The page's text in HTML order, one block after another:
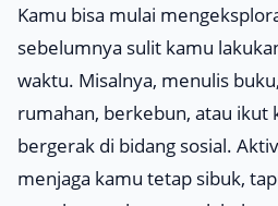
Kamu bisa mulai
sebelumnya sulit kamu
waktu. Misalnya, menulis
rumahan, berkebun, atau ikut
bergerak di bidang sosial.
menjaga kamu tetap sibuk,